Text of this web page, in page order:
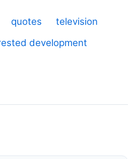
quotes
television
development